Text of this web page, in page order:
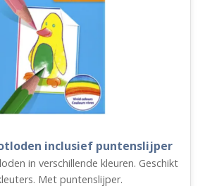
inclusief puntenslijper
in verschillende kleuren. Geschikt
Met puntenslijper.